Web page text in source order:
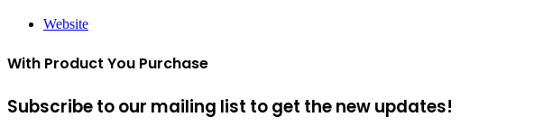
Website
With Product You Purchase
Subscribe to our mailing list to get the new updates!